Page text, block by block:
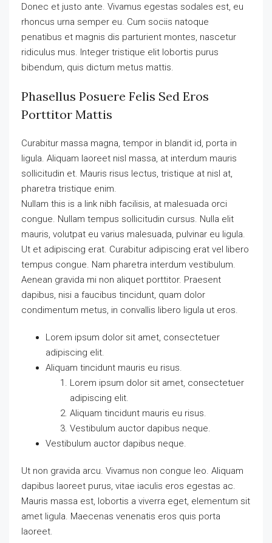
Donec et justo ante. Vivamus egestas sodales est, eu
rhoncus urna semper eu. Cum sociis natoque
penatibus et magnis dis parturient montes, nascetur
ridiculus mus. Integer tristique elit lobortis purus
bibendum, quis dictum metus mattis.
Phasellus Posuere Felis Sed Eros
Porttitor Mattis
Curabitur massa magna, tempor in blandit id, porta in
ligula. Aliquam laoreet nisl massa, at interdum mauris
sollicitudin et. Mauris risus lectus, tristique at nisl at,
pharetra tristique enim.
Nullam this is a link nibh facilisis, at malesuada orci
congue. Nullam tempus sollicitudin cursus. Nulla elit
mauris, volutpat eu varius malesuada, pulvinar eu ligula.
Ut et adipiscing erat. Curabitur adipiscing erat vel libero
tempus congue. Nam pharetra interdum vestibulum.
Aenean gravida mi non aliquet porttitor. Praesent
dapibus, nisi a faucibus tincidunt, quam dolor
condimentum metus, in convallis libero ligula ut eros.
Lorem ipsum dolor sit amet, consectetuer
adipiscing elit.
Aliquam tincidunt mauris eu risus.
Lorem ipsum dolor sit amet, consectetuer
adipiscing elit.
Aliquam tincidunt mauris eu risus.
Vestibulum auctor dapibus neque.
Vestibulum auctor dapibus neque.
Ut non gravida arcu. Vivamus non congue leo. Aliquam
dapibus laoreet purus, vitae iaculis eros egestas ac.
Mauris massa est, lobortis a viverra eget, elementum sit
amet ligula. Maecenas venenatis eros quis porta
laoreet.